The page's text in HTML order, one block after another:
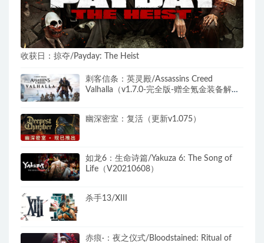
收获日：掠夺/Payday: The Heist
刺客信条：英灵殿/Assassins Creed
Valhalla（v1.7.0-完全版-赠全氪金装备解
幽深密室：复活（更新v1.075）
如龙6：生命诗篇/Yakuza 6: The Song of
Life（V20210608）
杀手13/XIII
赤痕·：夜之仪式/Bloodstained: Ritual of